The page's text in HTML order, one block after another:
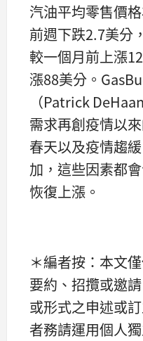
汽油平均零售價
前週下跌2.7美分
較一個月前上漲
漲88美分。
（Patrick
需求再創疫情以
春天以及疫情趨
加，這些因素都
恢復上漲。
＊編者按：本文
要約、招攬或邀
或形式之申述或
者務請運用個人